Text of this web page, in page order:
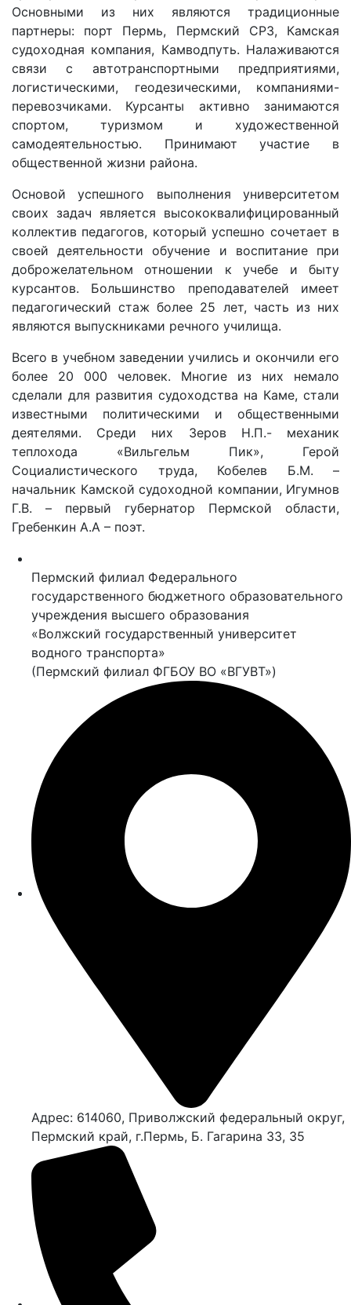
Основными из них являются традиционные
партнеры: порт Пермь, Пермский СРЗ, Камская
судоходная компания, Камводпуть. Налаживаются
связи с автотранспортными предприятиями,
логистическими, геодезическими, компаниями-
перевозчиками. Курсанты активно занимаются
спортом, туризмом и художественной
самодеятельностью. Принимают участие в
общественной жизни района.
Основой успешного выполнения университетом
своих задач является высококвалифицированный
коллектив педагогов, который успешно сочетает в
своей деятельности обучение и воспитание при
доброжелательном отношении к учебе и быту
курсантов. Большинство преподавателей имеет
педагогический стаж более 25 лет, часть из них
являются выпускниками речного училища.
Всего в учебном заведении учились и окончили его
более 20 000 человек. Многие из них немало
сделали для развития судоходства на Каме, стали
известными политическими и общественными
деятелями. Среди них Зеров Н.П.- механик
теплохода «Вильгельм Пик», Герой
Социалистического труда, Кобелев Б.М. –
начальник Камской судоходной компании, Игумнов
Г.В. – первый губернатор Пермской области,
Гребенкин А.А – поэт.
Пермский филиал Федерального
государственного бюджетного образовательного
учреждения высшего образования
«Волжский государственный университет
водного транспорта»
(Пермский филиал ФГБОУ ВО «ВГУВТ»)
Адрес: 614060, Приволжский федеральный округ,
Пермский край, г.Пермь, Б. Гагарина 33, 35